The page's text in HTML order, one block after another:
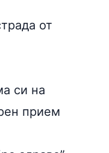
от
си на
прием